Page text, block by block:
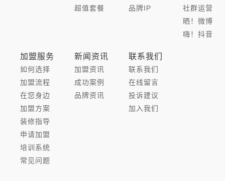
超值套餐
品牌IP
社群运营
晒！微博
嗨！抖音
加盟服务
如何选择
加盟流程
在您身边
加盟方案
装修指导
申请加盟
培训系统
常见问题
新闻资讯
加盟资讯
成功案例
品牌资讯
联系我们
联系我们
在线留言
投诉建议
加入我们